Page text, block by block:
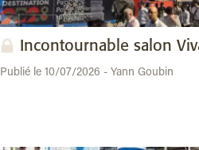
Incontournable salon
Publié le 10/07/2026 - Yann Goubin